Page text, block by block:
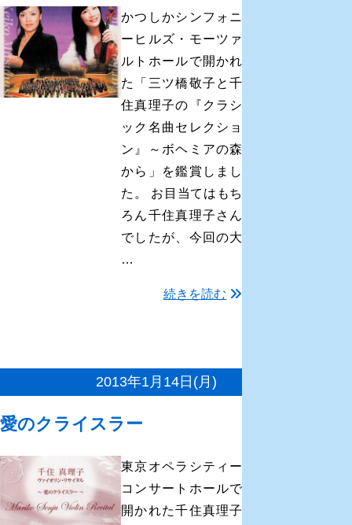
かつしかシンフォニ
ーヒルズ・モーツァ
ルトホールで開かれ
た「三ツ橋敬子と千
住真理子の『クラシ
ック名曲セレクショ
ン』～ボヘミアの森
から」を鑑賞しまし
た。 お目当てはもち
ろん千住真理子さん
でしたが、今回の大
…
続きを読む
2013年1月14日(月)
愛のクライスラー
東京オペラシティー
コンサートホールで
開かれた千住真理子